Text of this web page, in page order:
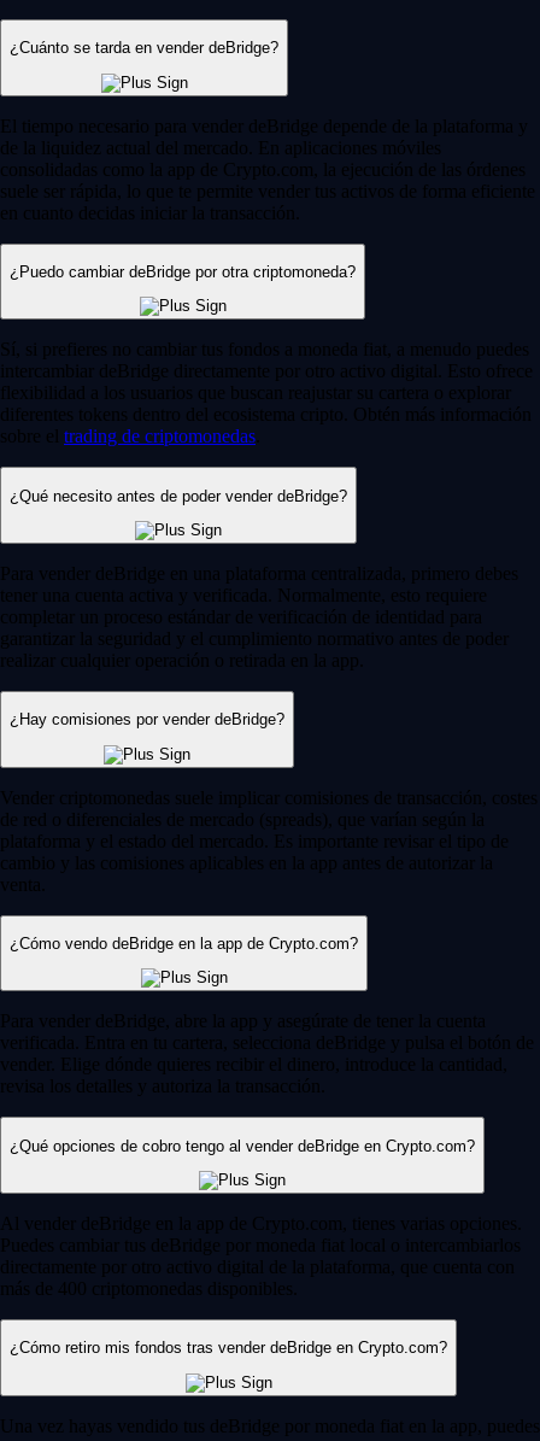
¿Cuánto se tarda en vender deBridge?
El tiempo necesario para vender deBridge depende de la plataforma y
de la liquidez actual del mercado. En aplicaciones móviles
consolidadas como la app de Crypto.com, la ejecución de las órdenes
suele ser rápida, lo que te permite vender tus activos de forma eficiente
en cuanto decidas iniciar la transacción.
¿Puedo cambiar deBridge por otra criptomoneda?
Sí, si prefieres no cambiar tus fondos a moneda fiat, a menudo puedes
intercambiar deBridge directamente por otro activo digital. Esto ofrece
flexibilidad a los usuarios que buscan reajustar su cartera o explorar
diferentes tokens dentro del ecosistema cripto. Obtén más información
sobre el trading de criptomonedas
¿Qué necesito antes de poder vender deBridge?
Para vender deBridge en una plataforma centralizada, primero debes
tener una cuenta activa y verificada. Normalmente, esto requiere
completar un proceso estándar de verificación de identidad para
garantizar la seguridad y el cumplimiento normativo antes de poder
realizar cualquier operación o retirada en la app.
¿Hay comisiones por vender deBridge?
Vender criptomonedas suele implicar comisiones de transacción, costes
de red o diferenciales de mercado (spreads), que varían según la
plataforma y el estado del mercado. Es importante revisar el tipo de
cambio y las comisiones aplicables en la app antes de autorizar la
venta.
¿Cómo vendo deBridge en la app de Crypto.com?
Para vender deBridge, abre la app y asegúrate de tener la cuenta
verificada. Entra en tu cartera, selecciona deBridge y pulsa el botón de
vender. Elige dónde quieres recibir el dinero, introduce la cantidad,
revisa los detalles y autoriza la transacción.
¿Qué opciones de cobro tengo al vender deBridge en Crypto.com?
Al vender deBridge en la app de Crypto.com, tienes varias opciones.
Puedes cambiar tus deBridge por moneda fiat local o intercambiarlos
directamente por otro activo digital de la plataforma, que cuenta con
más de 400 criptomonedas disponibles.
¿Cómo retiro mis fondos tras vender deBridge en Crypto.com?
Una vez hayas vendido tus deBridge por moneda fiat en la app, puedes